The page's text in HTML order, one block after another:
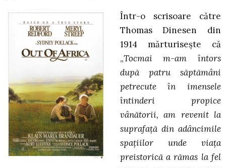
Într-o scrisoare către
Thomas Dinesen din
1914 mărturiseşte că
„Tocmai m-am întors
după patru săptămâni
petrecute în imensele
întinderi propice
vânătorii, am revenit la
suprafaţă din adâncimile
spaţiilor unde viaţa
preistorică a rămas la fel